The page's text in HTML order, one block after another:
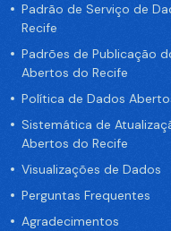
Padrão de Serviço de
Recife
Padrões de Publicação
Abertos do Recife
Política de Dados
Sistemática de
Abertos do Recife
Visualizações de Dados
Perguntas Frequentes
Agradecimentos